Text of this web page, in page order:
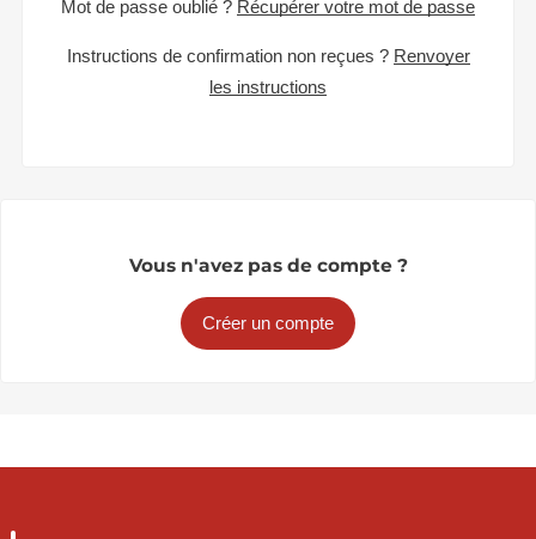
Mot de passe oublié ? Récupérer votre mot de passe
Instructions de confirmation non reçues ? Renvoyer
les instructions
Vous n'avez pas de compte ?
Créer un compte